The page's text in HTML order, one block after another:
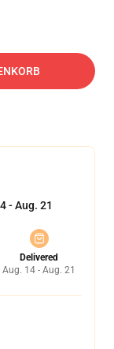
- Aug. 21
Delivered
Aug. 14 - Aug. 21